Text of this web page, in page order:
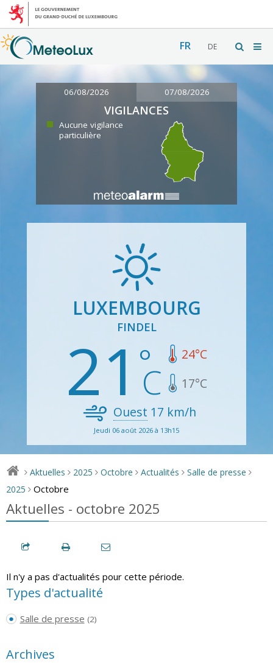
FR DE
06/08/2026 07/08/2026
VIGILANCES
Aucune vigilance
particulière
LUXEMBOURG
FINDEL
21 24°C
17°C
Ouest 17 km/h
Jeudi 06 août 2026 à 13h15
> Aktuelles > 2025 > Octobre > Actualités > Salle de presse >
2025 > Octobre
Aktuelles - octobre 2025
Il n'y a pas d'actualités pour cette période.
Types d'actualité
Salle de presse (2)
Archives